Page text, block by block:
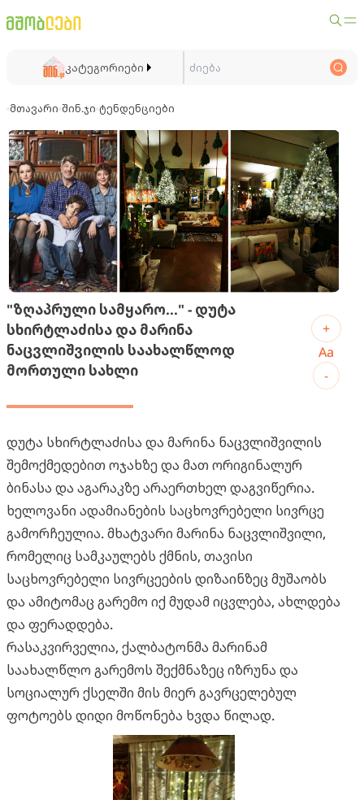
კატეგორიები
მთავარი შინ.ჯი ტენდენციები
"ზღაპრული სამყარო..." - დუტა
სხირტლაძისა და მარინა
ნაცვლიშვილის საახალწლოდ
მორთული სახლი
+
Aa
-
დუტა სხირტლაძისა და მარინა ნაცვლიშვილის
შემოქმედებით ოჯახზე და მათ ორიგინალურ
ბინასა და აგარაკზე არაერთხელ დაგვიწერია.
ხელოვანი ადამიანების საცხოვრებელი სივრცე
გამორჩეულია. მხატვარი მარინა ნაცვლიშვილი,
რომელიც სამკაულებს ქმნის, თავისი
საცხოვრებელი სივრცეების დიზაინზეც მუშაობს
და ამიტომაც გარემო იქ მუდამ იცვლება, ახლდება
და ფერადდება.
რასაკვირველია, ქალბატონმა მარინამ
საახალწლო გარემოს შექმნაზეც იზრუნა და
სოციალურ ქსელში მის მიერ გავრცელებულ
ფოტოებს დიდი მოწონება ხვდა წილად.